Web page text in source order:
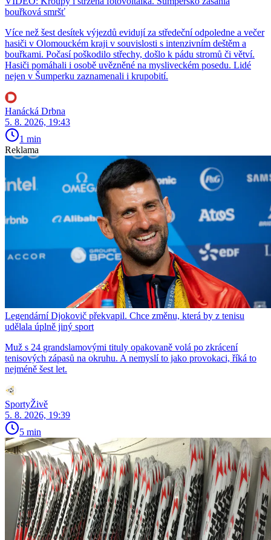
bouřková smršť
Více než šest desítek výjezdů evidují za středeční odpoledne a večer
hasiči v Olomouckém kraji v souvislosti s intenzivním deštěm a
bouřkami. Počasí poškodilo střechy, došlo k pádu stromů či větví.
Hasiči pomáhali i osobě uvězněné na mysliveckém posedu. Lidé
nejen v Šumperku zaznamenali i krupobití.
Hanácká Drbna
5. 8. 2026, 19:43
1 min
Reklama
Legendární Djokovič překvapil. Chce změnu, která by z tenisu
udělala úplně jiný sport
Muž s 24 grandslamovými tituly opakovaně volá po zkrácení
tenisových zápasů na okruhu. A nemyslí to jako provokaci, říká to
nejméně šest let.
SportyŽivě
5. 8. 2026, 19:39
5 min